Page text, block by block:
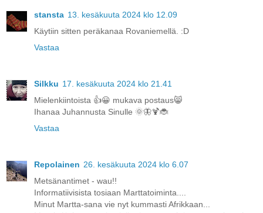
stansta 13. kesäkuuta 2024 klo 12.09
Käytiin sitten peräkanaa Rovaniemellä. :D
Vastaa
Silkku 17. kesäkuuta 2024 klo 21.41
Mielenkiintoista 👍😀 mukava postaus😸
Ihanaa Juhannusta Sinulle 🌞🦋🍹🐞
Vastaa
Repolainen 26. kesäkuuta 2024 klo 6.07
Metsänantimet - wau!!
Informatiivisista tosiaan Marttatoiminta....
Minut Martta-sana vie nyt kummasti Afrikkaan...